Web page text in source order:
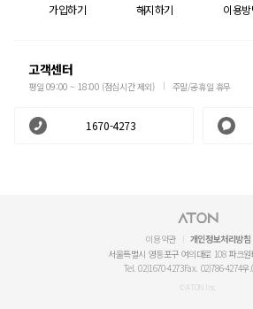
가입하기 해지하기 이용방
고객센터
평일 09:00 ~ 18:00 (점심시간 제외) 주말/공휴일 휴무
1670-4273
이용약관
개인정보처리방침
서울특별시 영등포구 여의대로 108 파크
Tel. 02)1670-4273Fax. 02)786-4274우
© ATON Inc.